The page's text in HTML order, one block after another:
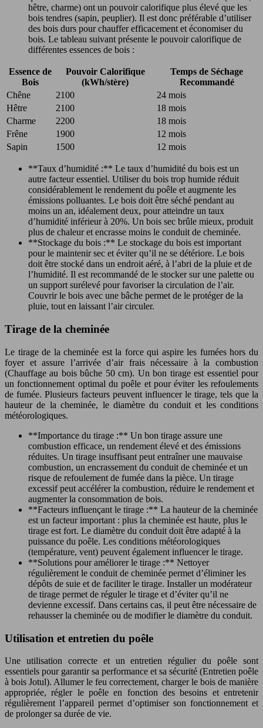
hêtre, charme) ont un pouvoir calorifique plus élevé que les
bois tendres (sapin, peuplier). Il est donc préférable d’utiliser
des bois durs pour chauffer efficacement et économiser du
bois. Le tableau suivant présente le pouvoir calorifique de
différentes essences de bois :
Essence de
Bois
Pouvoir Calorifique
(kWh/stère)
Temps de Séchage
Recommandé
Chêne
2100
24 mois
Hêtre
2100
18 mois
Charme
2200
18 mois
Frêne
1900
12 mois
Sapin
1500 12 mois
**Taux d’humidité :** Le taux d’humidité du bois est un
autre facteur essentiel. Utiliser du bois trop humide réduit
considérablement le rendement du poêle et augmente les
émissions polluantes. Le bois doit être séché pendant au
moins un an, idéalement deux, pour atteindre un taux
d’humidité inférieur à 20%. Un bois sec brûle mieux, produit
plus de chaleur et encrasse moins le conduit de cheminée.
**Stockage du bois :** Le stockage du bois est important
pour le maintenir sec et éviter qu’il ne se détériore. Le bois
doit être stocké dans un endroit aéré, à l’abri de la pluie et de
l’humidité. Il est recommandé de le stocker sur une palette ou
un support surélevé pour favoriser la circulation de l’air.
Couvrir le bois avec une bâche permet de le protéger de la
pluie, tout en laissant l’air circuler.
Tirage de la cheminée
Le tirage de la cheminée est la force qui aspire les fumées hors du
foyer et assure l’arrivée d’air frais nécessaire à la combustion
(Chauffage au bois bûche 50 cm). Un bon tirage est essentiel pour
un fonctionnement optimal du poêle et pour éviter les refoulements
de fumée. Plusieurs facteurs peuvent influencer le tirage, tels que la
hauteur de la cheminée, le diamètre du conduit et les conditions
météorologiques.
**Importance du tirage :** Un bon tirage assure une
combustion efficace, un rendement élevé et des émissions
réduites. Un tirage insuffisant peut entraîner une mauvaise
combustion, un encrassement du conduit de cheminée et un
risque de refoulement de fumée dans la pièce. Un tirage
excessif peut accélérer la combustion, réduire le rendement et
augmenter la consommation de bois.
**Facteurs influençant le tirage :** La hauteur de la cheminée
est un facteur important : plus la cheminée est haute, plus le
tirage est fort. Le diamètre du conduit doit être adapté à la
puissance du poêle. Les conditions météorologiques
(température, vent) peuvent également influencer le tirage.
**Solutions pour améliorer le tirage :** Nettoyer
régulièrement le conduit de cheminée permet d’éliminer les
dépôts de suie et de faciliter le tirage. Installer un modérateur
de tirage permet de réguler le tirage et d’éviter qu’il ne
devienne excessif. Dans certains cas, il peut être nécessaire de
rehausser la cheminée ou de modifier le diamètre du conduit.
Utilisation et entretien du poêle
Une utilisation correcte et un entretien régulier du poêle sont
essentiels pour garantir sa performance et sa sécurité (Entretien poêle
à bois Jotul). Allumer le feu correctement, charger le bois de manière
appropriée, régler le poêle en fonction des besoins et entretenir
régulièrement l’appareil permet d’optimiser son fonctionnement et
de prolonger sa durée de vie.